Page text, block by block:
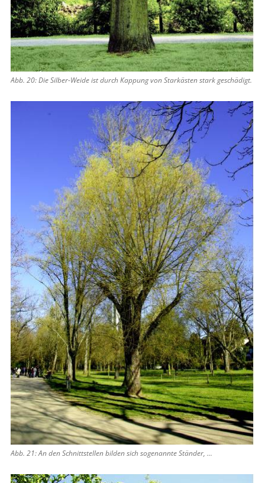
Abb. 20: Die Silber-Weide ist durch Kappung von Starkästen stark geschädigt.
Abb. 21: An den Schnittstellen bilden sich sogenannte Ständer, ...